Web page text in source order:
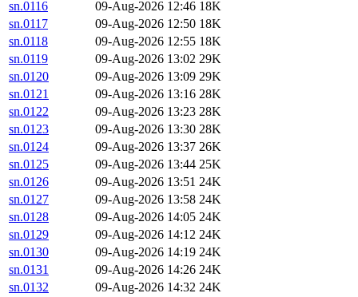
sn.0116 09-Aug-2026 12:46 18K
sn.0117
09-Aug-2026 12:50 18K
sn.0118
09-Aug-2026 12:55 18K
sn.0119
09-Aug-2026 13:02 29K
sn.0120
09-Aug-2026 13:09 29K
sn.0121
09-Aug-2026 13:16 28K
sn.0122
09-Aug-2026 13:23 28K
sn.0123
09-Aug-2026 13:30 28K
sn.0124
09-Aug-2026 13:37 26K
sn.0125
09-Aug-2026 13:44 25K
sn.0126
09-Aug-2026 13:51 24K
sn.0127
09-Aug-2026 13:58 24K
sn.0128
09-Aug-2026 14:05 24K
sn.0129
09-Aug-2026 14:12 24K
sn.0130
09-Aug-2026 14:19 24K
sn.0131
09-Aug-2026 14:26 24K
sn.0132
09-Aug-2026 14:32 24K